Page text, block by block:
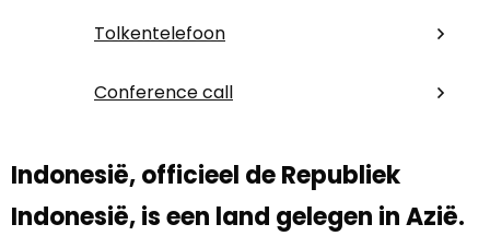
Tolkentelefoon
Conference call
Indonesië, officieel de Republiek
Indonesië, is een land gelegen in Azië.